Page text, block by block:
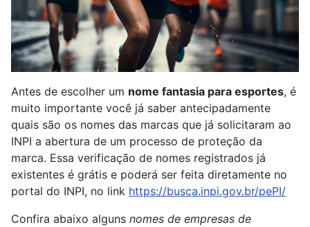
Antes de escolher um nome fantasia para esportes, é
muito importante você já saber antecipadamente
quais são os nomes das marcas que já solicitaram ao
INPI a abertura de um processo de proteção da
marca. Essa verificação de nomes registrados já
existentes é grátis e poderá ser feita diretamente no
portal do INPI, no link https://busca.inpi.gov.br/pePI/
Confira abaixo alguns nomes de empresas de